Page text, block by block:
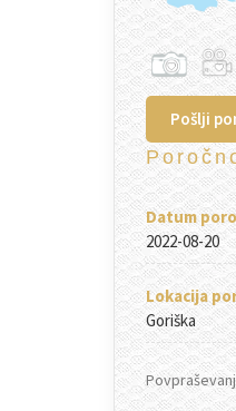
Pošlji
Datum
2022-08-20
Lokacija
Goriška